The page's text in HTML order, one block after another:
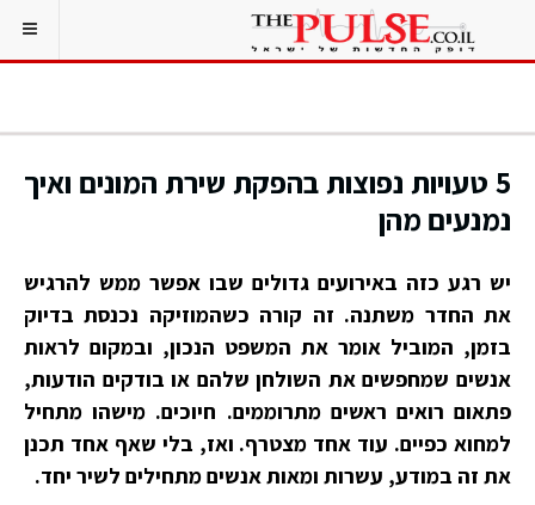
5 טעויות נפוצות בהפקת שירת המונים ואיך
נמנעים מהן
יש רגע כזה באירועים גדולים שבו אפשר ממש להרגיש
את החדר משתנה. זה קורה כשהמוזיקה נכנסת בדיוק
בזמן, המוביל אומר את המשפט הנכון, ובמקום לראות
אנשים שמחפשים את השולחן שלהם או בודקים הודעות,
פתאום רואים ראשים מתרוממים. חיוכים. מישהו מתחיל
למחוא כפיים. עוד אחד מצטרף. ואז, בלי שאף אחד תכנן
את זה במודע, עשרות ומאות אנשים מתחילים לשיר יחד.